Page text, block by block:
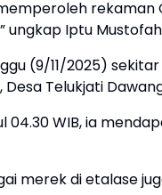
rekaman
Iptu
(9/11/2025)
Telukjati
WIB, ia
merek di etalase